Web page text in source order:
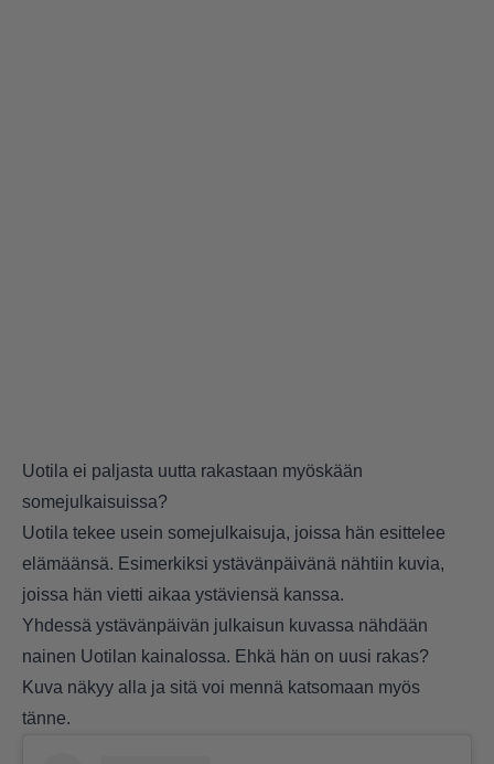
Uotila ei paljasta uutta rakastaan myöskään
somejulkaisuissa?
Uotila tekee usein somejulkaisuja, joissa hän esittelee
elämäänsä. Esimerkiksi ystävänpäivänä nähtiin kuvia,
joissa hän vietti aikaa ystäviensä kanssa.
Yhdessä ystävänpäivän julkaisun kuvassa nähdään
nainen Uotilan kainalossa. Ehkä hän on uusi rakas?
Kuva näkyy alla ja sitä voi mennä katsomaan myös
tänne.